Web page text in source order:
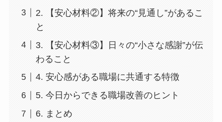
2. 【安心材料②】将来の“見通し”があるこ
と
3. 【安心材料③】日々の“小さな感謝”が伝
わること
4. 安心感がある職場に共通する特徴
5. 今日からできる職場改善のヒント
6. まとめ